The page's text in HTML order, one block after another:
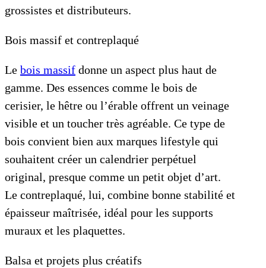
grossistes et distributeurs.
Bois massif et contreplaqué
Le bois massif donne un aspect plus haut de
gamme. Des essences comme le bois de
cerisier, le hêtre ou l’érable offrent un veinage
visible et un toucher très agréable. Ce type de
bois convient bien aux marques lifestyle qui
souhaitent créer un calendrier perpétuel
original, presque comme un petit objet d’art.
Le contreplaqué, lui, combine bonne stabilité et
épaisseur maîtrisée, idéal pour les supports
muraux et les plaquettes.
Balsa et projets plus créatifs